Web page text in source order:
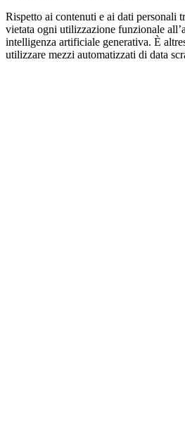
Rispetto ai contenuti e ai dati personali
vietata ogni utilizzazione funzionale
intelligenza artificiale generativa. È
utilizzare mezzi automatizzati di data